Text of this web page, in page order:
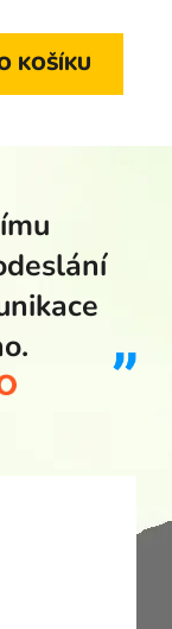
KOŠÍKU